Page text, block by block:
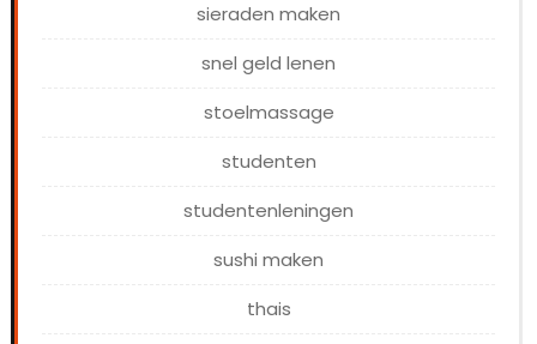
sieraden maken
snel geld lenen
stoelmassage
studenten
studentenleningen
sushi maken
thais